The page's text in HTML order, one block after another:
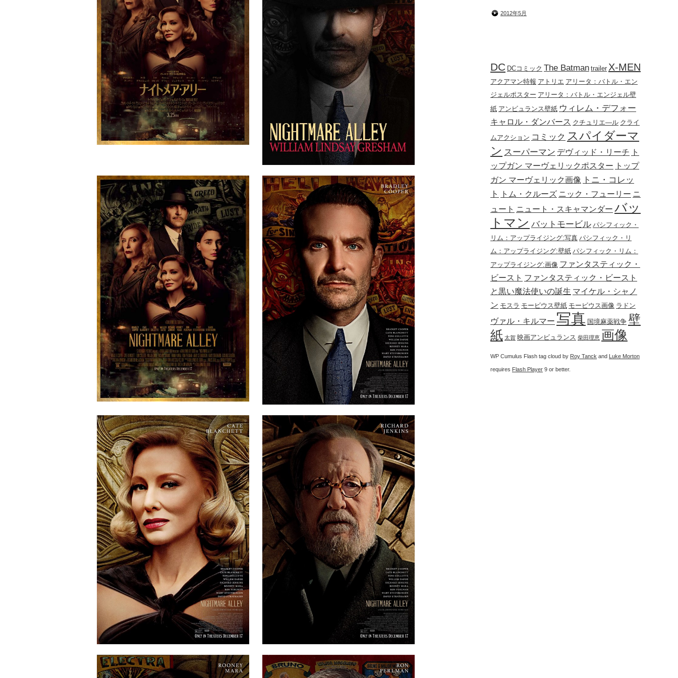
2012年5月
DC DCコミック The Batman trailer X-MEN
アクアマン特報 アトリエ アリータ：バトル・エン
ジェルポスター アリータ：バトル・エンジェル壁
紙 アンビュランス壁紙 ウィレム・デフォー
キャロル・ダンバース クチュリエ―ル クライ
ムアクション コミック スパイダーマ
ン スーパーマン デヴィッド・リーチ ト
ップガン マーヴェリックポスター トップ
ガン マーヴェリック画像 トニ・コレッ
ト
トム・クルーズ ニック・フューリー ニ
ュート ニュート・スキャマンダー バッ
トマン バットモービル パシフィック・
リム：アップライジング:写真 パシフィック・リ
ム：アップライジング:壁紙 パシフィック・リム：
アップライジング:画像 ファンタスティック・
ビースト ファンタスティック・ビースト
と黒い魔法使いの誕生 マイケル・シャノ
ン モスラ モービウス壁紙 モービウス画像 ラドン
ヴァル・キルマー 写真 国境麻薬戦争 壁
紙 太賀 映画アンビュランス 柴田理恵 画像
WP Cumulus Flash tag cloud by Roy Tanck and Luke Morton
requires Flash Player 9 or better.